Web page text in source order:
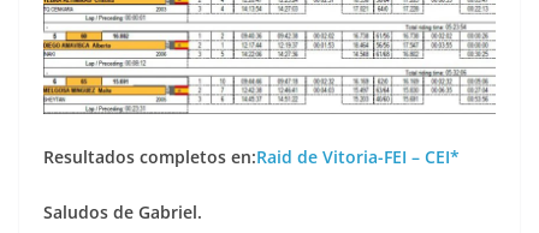
Resultados completos en:Raid de Vitoria-FEI – CEI*
Saludos de Gabriel.